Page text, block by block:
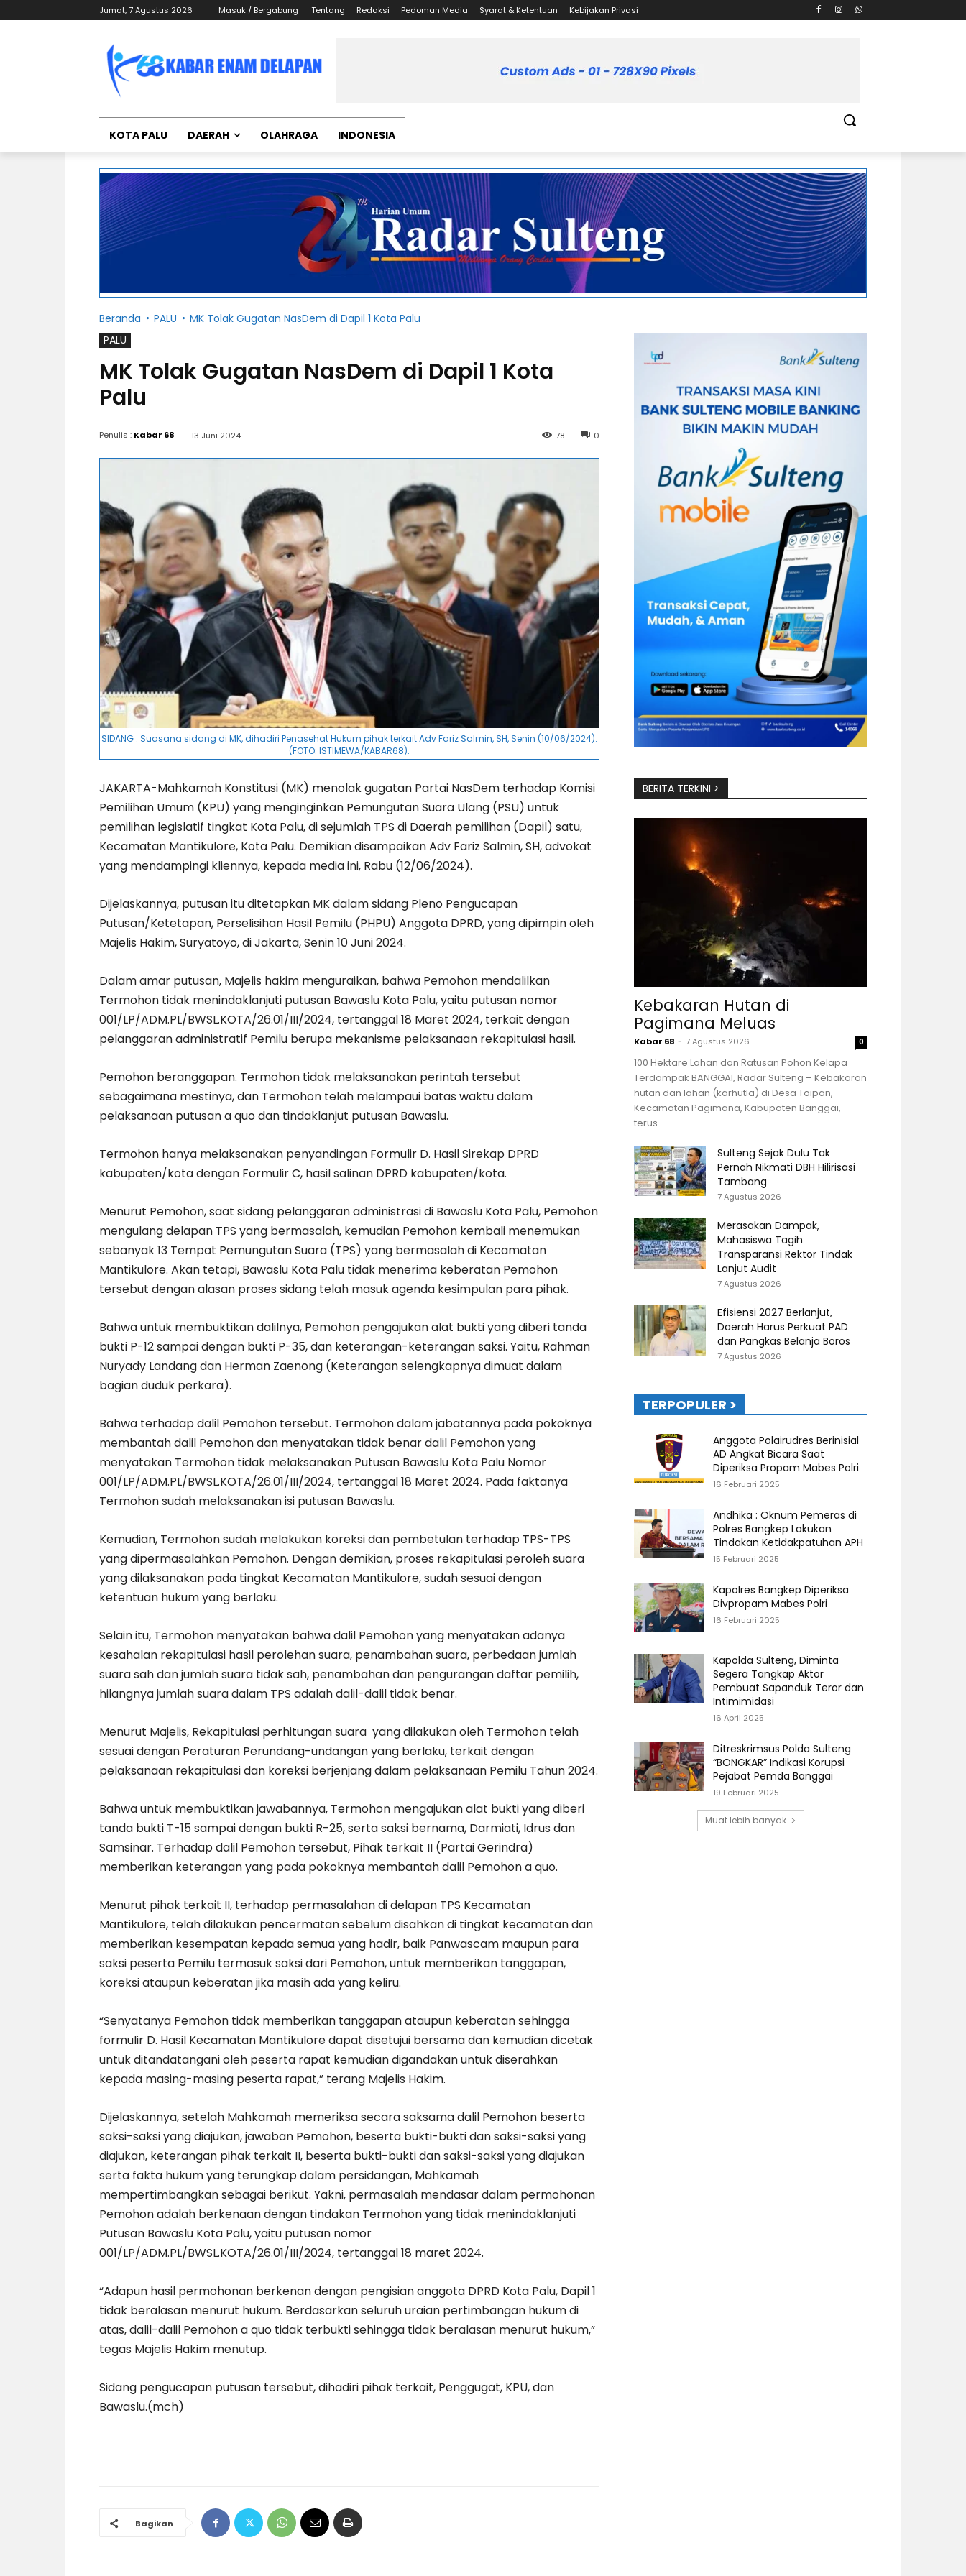
Jumat, 7 Agustus 2026 Masuk / Bergabung Tentang Redaksi Pedoman Media Syarat & Ketentuan Kebijakan Privasi
KOTA PALU DAERAH OLAHRAGA INDONESIA
Beranda PALU
MK Tolak Gugatan NasDem di Dapil 1 Kota Palu
PALU
MK Tolak Gugatan NasDem di Dapil 1 Kota
Palu
Penulis : Kabar 68 13 Juni 2024 0
78
SIDANG : Suasana sidang di MK, dihadiri Penasehat Hukum pihak terkait Adv Fariz Salmin, SH, Senin (10/06/2024).
(FOTO: ISTIMEWA/KABAR68).
JAKARTA-Mahkamah Konstitusi (MK) menolak gugatan Partai NasDem terhadap Komisi
Pemilihan Umum (KPU) yang menginginkan Pemungutan Suara Ulang (PSU) untuk
pemilihan legislatif tingkat Kota Palu, di sejumlah TPS di Daerah pemilihan (Dapil) satu,
Kecamatan Mantikulore, Kota Palu. Demikian disampaikan Adv Fariz Salmin, SH, advokat
yang mendampingi kliennya, kepada media ini, Rabu (12/06/2024).
Dijelaskannya, putusan itu ditetapkan MK dalam sidang Pleno Pengucapan
Putusan/Ketetapan, Perselisihan Hasil Pemilu (PHPU) Anggota DPRD, yang dipimpin oleh
Majelis Hakim, Suryatoyo, di Jakarta, Senin 10 Juni 2024.
Dalam amar putusan, Majelis hakim menguraikan, bahwa Pemohon mendalilkan
Termohon tidak menindaklanjuti putusan Bawaslu Kota Palu, yaitu putusan nomor
001/LP/ADM.PL/BWSL.KOTA/26.01/III/2024, tertanggal 18 Maret 2024, terkait dengan
pelanggaran administratif Pemilu berupa mekanisme pelaksanaan rekapitulasi hasil.
Pemohon beranggapan. Termohon tidak melaksanakan perintah tersebut
sebagaimana mestinya, dan Termohon telah melampaui batas waktu dalam
pelaksanaan putusan a quo dan tindaklanjut putusan Bawaslu.
Termohon hanya melaksanakan penyandingan Formulir D. Hasil Sirekap DPRD
kabupaten/kota dengan Formulir C, hasil salinan DPRD kabupaten/kota.
Menurut Pemohon, saat sidang pelanggaran administrasi di Bawaslu Kota Palu, Pemohon
mengulang delapan TPS yang bermasalah, kemudian Pemohon kembali menemukan
sebanyak 13 Tempat Pemungutan Suara (TPS) yang bermasalah di Kecamatan
Mantikulore. Akan tetapi, Bawaslu Kota Palu tidak menerima keberatan Pemohon
tersebut dengan alasan proses sidang telah masuk agenda kesimpulan para pihak.
Bahwa untuk membuktikan dalilnya, Pemohon pengajukan alat bukti yang diberi tanda
bukti P-12 sampai dengan bukti P-35, dan keterangan-keterangan saksi. Yaitu, Rahman
Nuryady Landang dan Herman Zaenong (Keterangan selengkapnya dimuat dalam
bagian duduk perkara).
Bahwa terhadap dalil Pemohon tersebut. Termohon dalam jabatannya pada pokoknya
membantah dalil Pemohon dan menyatakan tidak benar dalil Pemohon yang
menyatakan Termohon tidak melaksanakan Putusan Bawaslu Kota Palu Nomor
001/LP/ADM.PL/BWSL.KOTA/26.01/III/2024, tertanggal 18 Maret 2024. Pada faktanya
Termohon sudah melaksanakan isi putusan Bawaslu.
Kemudian, Termohon sudah melakukan koreksi dan pembetulan terhadap TPS-TPS
yang dipermasalahkan Pemohon. Dengan demikian, proses rekapitulasi peroleh suara
yang dilaksanakan pada tingkat Kecamatan Mantikulore, sudah sesuai dengan
ketentuan hukum yang berlaku.
Selain itu, Termohon menyatakan bahwa dalil Pemohon yang menyatakan adanya
kesahalan rekapitulasi hasil perolehan suara, penambahan suara, perbedaan jumlah
suara sah dan jumlah suara tidak sah, penambahan dan pengurangan daftar pemilih,
hilangnya jumlah suara dalam TPS adalah dalil-dalil tidak benar.
Menurut Majelis, Rekapitulasi perhitungan suara yang dilakukan oleh Termohon telah
sesuai dengan Peraturan Perundang-undangan yang berlaku, terkait dengan
pelaksanaan rekapitulasi dan koreksi berjenjang dalam pelaksanaan Pemilu Tahun 2024.
Bahwa untuk membuktikan jawabannya, Termohon mengajukan alat bukti yang diberi
tanda bukti T-15 sampai dengan bukti R-25, serta saksi bernama, Darmiati, Idrus dan
Samsinar. Terhadap dalil Pemohon tersebut, Pihak terkait II (Partai Gerindra)
memberikan keterangan yang pada pokoknya membantah dalil Pemohon a quo.
Menurut pihak terkait II, terhadap permasalahan di delapan TPS Kecamatan
Mantikulore, telah dilakukan pencermatan sebelum disahkan di tingkat kecamatan dan
memberikan kesempatan kepada semua yang hadir, baik Panwascam maupun para
saksi peserta Pemilu termasuk saksi dari Pemohon, untuk memberikan tanggapan,
koreksi ataupun keberatan jika masih ada yang keliru.
“Senyatanya Pemohon tidak memberikan tanggapan ataupun keberatan sehingga
formulir D. Hasil Kecamatan Mantikulore dapat disetujui bersama dan kemudian dicetak
untuk ditandatangani oleh peserta rapat kemudian digandakan untuk diserahkan
kepada masing-masing peserta rapat,” terang Majelis Hakim.
Dijelaskannya, setelah Mahkamah memeriksa secara saksama dalil Pemohon beserta
saksi-saksi yang diajukan, jawaban Pemohon, beserta bukti-bukti dan saksi-saksi yang
diajukan, keterangan pihak terkait II, beserta bukti-bukti dan saksi-saksi yang diajukan
serta fakta hukum yang terungkap dalam persidangan, Mahkamah
mempertimbangkan sebagai berikut. Yakni, permasalah mendasar dalam permohonan
Pemohon adalah berkenaan dengan tindakan Termohon yang tidak menindaklanjuti
Putusan Bawaslu Kota Palu, yaitu putusan nomor
001/LP/ADM.PL/BWSL.KOTA/26.01/III/2024, tertanggal 18 maret 2024.
“Adapun hasil permohonan berkenan dengan pengisian anggota DPRD Kota Palu, Dapil 1
tidak beralasan menurut hukum. Berdasarkan seluruh uraian pertimbangan hukum di
atas, dalil-dalil Pemohon a quo tidak terbukti sehingga tidak beralasan menurut hukum,”
tegas Majelis Hakim menutup.
Sidang pengucapan putusan tersebut, dihadiri pihak terkait, Penggugat, KPU, dan
Bawaslu.(mch)
Bagikan
BERITA TERKINI >
Kebakaran Hutan di
Pagimana Meluas
Kabar 68 - 7 Agustus 2026 0
100 Hektare Lahan dan Ratusan Pohon Kelapa
Terdampak BANGGAI, Radar Sulteng – Kebakaran
hutan dan lahan (karhutla) di Desa Toipan,
Kecamatan Pagimana, Kabupaten Banggai,
terus...
Sulteng Sejak Dulu Tak
Pernah Nikmati DBH Hilirisasi
Tambang
7 Agustus 2026
Merasakan Dampak,
Mahasiswa Tagih
Transparansi Rektor Tindak
Lanjut Audit
7 Agustus 2026
Efisiensi 2027 Berlanjut,
Daerah Harus Perkuat PAD
dan Pangkas Belanja Boros
7 Agustus 2026
TERPOPULER >
Anggota Polairudres Berinisial
AD Angkat Bicara Saat
Diperiksa Propam Mabes Polri
16 Februari 2025
Andhika : Oknum Pemeras di
Polres Bangkep Lakukan
Tindakan Ketidakpatuhan APH
15 Februari 2025
Kapolres Bangkep Diperiksa
Divpropam Mabes Polri
16 Februari 2025
Kapolda Sulteng, Diminta
Segera Tangkap Aktor
Pembuat Sapanduk Teror dan
Intimimidasi
16 April 2025
Ditreskrimsus Polda Sulteng
“BONGKAR” Indikasi Korupsi
Pejabat Pemda Banggai
19 Februari 2025
Muat lebih banyak